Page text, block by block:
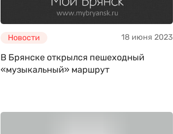
Новости 18 июня 2023
В Брянске открылся пешеходный
«музыкальный» маршрут